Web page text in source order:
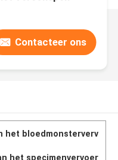
Contacteer ons
het bloedmonsterverv
het specimenvervoer